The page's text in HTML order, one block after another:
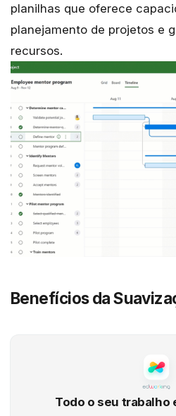
planilhas que oferece
planejamento de projetos e
recursos.
Benefícios da
Todo o seu trabalho